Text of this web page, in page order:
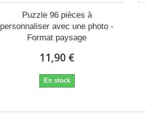
Puzzle 96 pièces à
personnaliser avec une photo -
Format paysage
11,90 €
En stock